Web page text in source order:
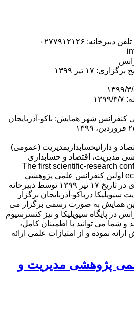
۰۲۷۷۹۱۲۱۲۶
۱۷ تیر ۱۳۹۹
۷
کنفرانس شهر همایش: باكو-آذربايجان
و دارائیحسابداریمدیریت (عمومی)
مدیریت، اقتصاد و حسابداری
The first scientific-research
economics and accounting اولین کنفرانس علمی پژوهشی
مدیریت، اقتصاد و حسابداری در تاریخ ۱۷ تیر ۱۳۹۹ توسط دبیرخانه
درباكو-آذربايجان برگزار
این همایش به صورت رسمی برگزار می
در پایگاه سیویلیکا و نیز کنسرسیوم
شما می توانید با اطمینان کامل،
نموده و از امتیازات علمی ارائه
پژوهشی مدیریت و